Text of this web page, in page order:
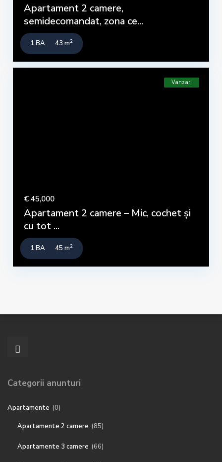
Apartament 2 camere,
semidecomandat, zona ce...
1 BA 43 m2
Vanzari
€ 45,000
Apartament 2 camere – Mic, cochet și
cu tot ...
1 BA 45 m2
Categorii anunturi
Apartamente (0)
Apartamente 2 camere (85)
Apartamente 3 camere (66)